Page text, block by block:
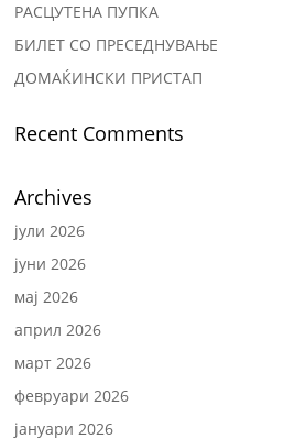
РАСЦУТЕНА ПУПКА
БИЛЕТ СО ПРЕСЕДНУВАЊЕ
ДОМАЌИНСКИ ПРИСТАП
Recent Comments
Archives
јули 2026
јуни 2026
мај 2026
април 2026
март 2026
февруари 2026
јануари 2026